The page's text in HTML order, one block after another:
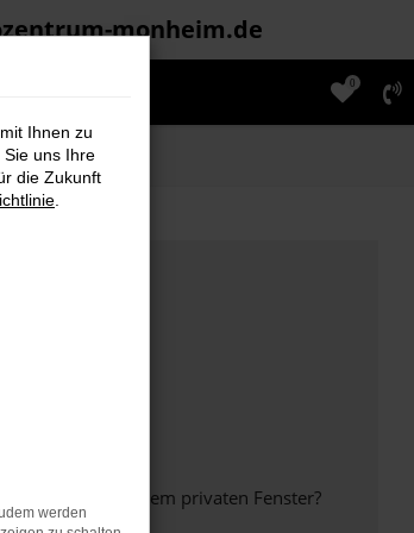
monheim.de
0
oder in einem privaten Fenster?
Ihnen zu
uns Ihre
die Zukunft
werden